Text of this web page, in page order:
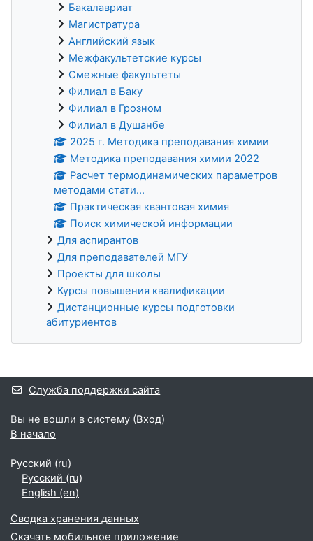
Бакалавриат
Магистратура
Английский язык
Межфакультетские курсы
Смежные факультеты
Филиал в Баку
Филиал в Грозном
Филиал в Душанбе
2025 г. Методика преподавания химии
Методика преподавания химии 2022
Расчет термодинамических параметров
методами стати...
Практическая квантовая химия
Поиск химической информации
Для аспирантов
Для преподавателей МГУ
Проекты для школы
Курсы повышения квалификации
Дистанционные курсы подготовки
абитуриентов
Дополнительные блоки
Служба поддержки сайта
Вы не вошли в систему (Вход)
В начало
Русский ‎(ru)‎
Русский ‎(ru)‎
English ‎(en)‎
Сводка хранения данных
Скачать мобильное приложение